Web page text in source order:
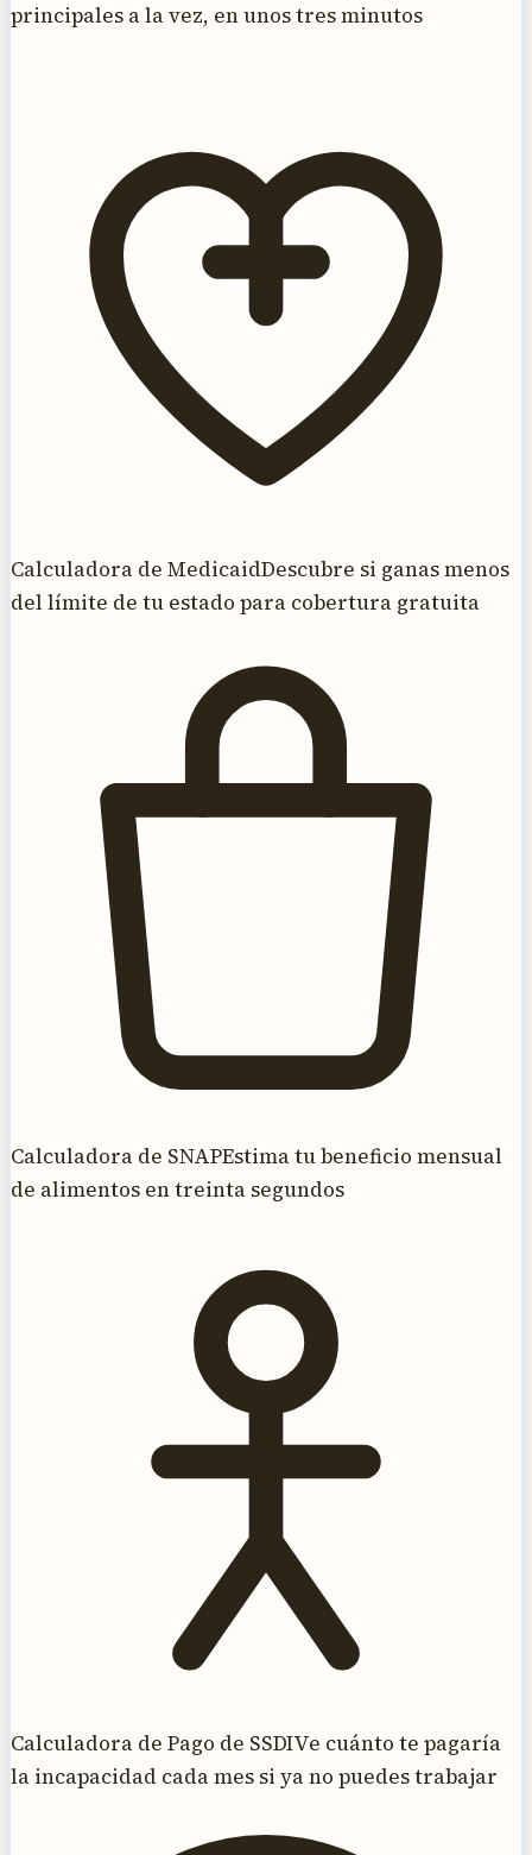
principales a la vez, en unos tres minutos
Calculadora de MedicaidDescubre si ganas menos
del límite de tu estado para cobertura gratuita
Calculadora de SNAPEstima tu beneficio mensual
de alimentos en treinta segundos
Calculadora de Pago de SSDIVe cuánto te pagaría
la incapacidad cada mes si ya no puedes trabajar